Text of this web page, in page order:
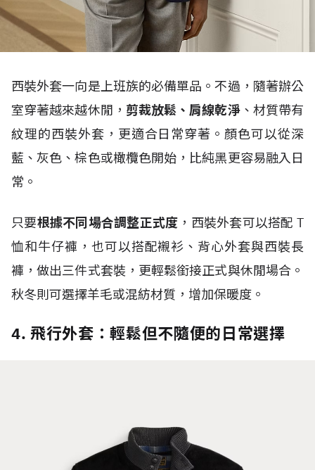
西裝外套一向是上班族的必備單品。不過，隨著辦公
室穿著越來越休閒， 剪裁放鬆、肩線乾淨、材質帶有
紋理的西裝外套，更適合日常穿著。顏色可以從深
藍、灰色、棕色或橄欖色開始，比純黑更容易融入日
常。
只要根據不同場合調整正式度 ，西裝外套可以搭配 T
恤和牛仔褲，也可以搭配襯衫、背心外套與西裝長
褲，做出三件式套裝，更輕鬆銜接正式與休閒場合。
秋冬則可選擇羊毛或混紡材質，增加保暖度。
4. 飛行外套：輕鬆但不隨便的日常選擇